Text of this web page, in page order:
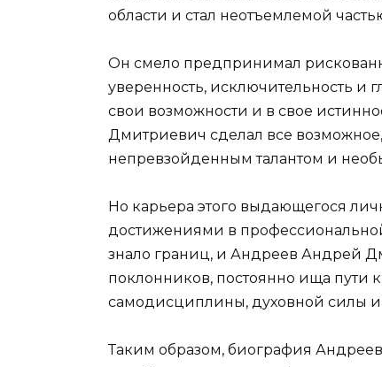
области и стал неотъемлемой
Он смело предпринимал
уверенность, исключительность и
свои возможности и в свое
Дмитриевич сделал все
непревзойденным талантом и
Но карьера этого выдающегося
достижениями в
знало границ, и Андреев Андрей
поклонников, постоянно ища пути
самодисциплины, духовной силы и
Таким образом, биография